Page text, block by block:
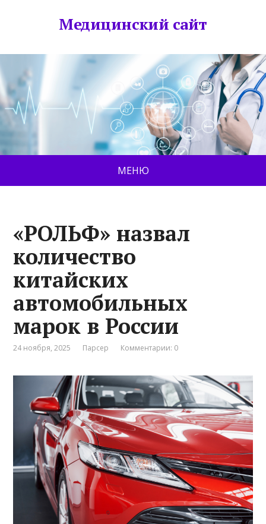
Медицинский сайт
МЕНЮ
«РОЛЬФ» назвал
количество
китайских
автомобильных
марок в России
24 ноября, 2025 Парсер Комментарии: 0